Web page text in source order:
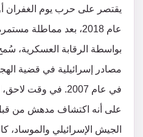
يقتصر على حرب يوم الغفران أو
عام 2018، بعد مماطلة
بواسطة الرقابة العسكرية،
مصادر إسرائيلية في قضية
في عام 2007. في وقت
على أنه اكتشاف مدهش من
الجيش الإسرائيلي والموساد،